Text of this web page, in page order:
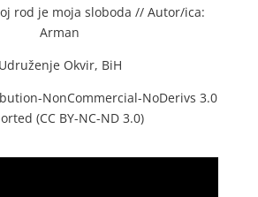
rod je moja sloboda // Autor/ica:
Arman
Udruženje Okvir, BiH
NonCommercial-NoDerivs 3.0
(CC BY-NC-ND 3.0)